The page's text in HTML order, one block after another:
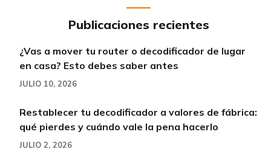
Publicaciones recientes
¿Vas a mover tu router o decodificador de lugar
en casa? Esto debes saber antes
JULIO 10, 2026
Restablecer tu decodificador a valores de fábrica:
qué pierdes y cuándo vale la pena hacerlo
JULIO 2, 2026